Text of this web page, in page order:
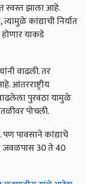
स्वस्त झाला आहे.
कांद्याची निर्यात
होणार याकडे
वाढली. तर
आंतरराष्ट्रीय
पुरवठा यामुळे
पोचली.
पावसाने कांद्याचे
जवळपास 30 ते 40